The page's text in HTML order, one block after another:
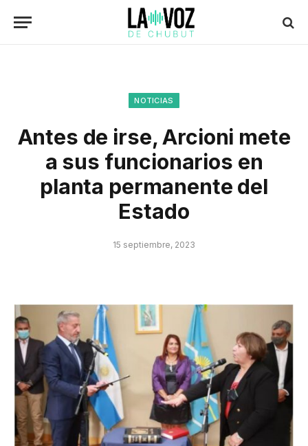
NOTICIAS
Antes de irse, Arcioni mete
a sus funcionarios en
planta permanente del
Estado
15 septiembre, 2023